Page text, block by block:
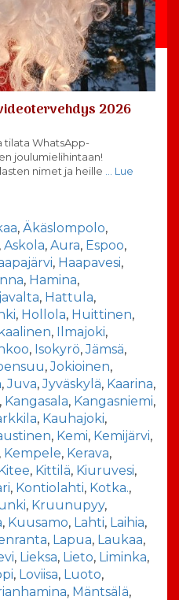
2026
tilata WhatsApp-
joulumielihintaan!
nimet ja heille … Lue
, Äkäslompolo,
, Askola, Aura, Espoo,
, Haapavesi,
, Hamina,
, Hattula,
, Hollola, Huittinen,
, Ilmajoki,
, Isokyrö,Jämsä,
,Jokioinen,
,Juva,Jyväskylä, Kaarina,
, Kangasala, Kangasniemi,
, Kauhajoki,
, Kemi, Kemijärvi,
, Kempele, Kerava,
, Kittilä, Kiuruvesi,
, Kontiolahti, Kotka.,
, Kruunupyy,
, Kuusamo, Lahti, Laihia,
, Lapua, Laukaa,
, Lieksa, Lieto, Liminka,
, Loviisa, Luoto,
, Mäntsälä,